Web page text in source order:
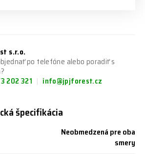
s.r.o.
po telefóne alebo poradiť s
202 321
info@jpjforest.cz
špecifikácia
Neobmedzená pre oba
smery